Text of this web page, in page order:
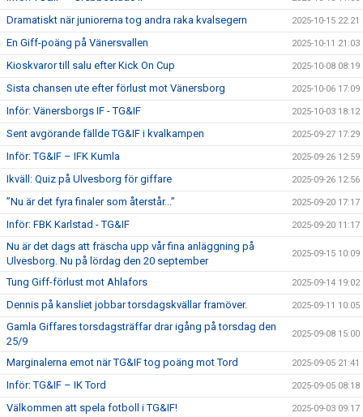
Dramatiskt när juniorerna tog andra raka kvalsegern 2025-10-15 22:21
En Giff-poäng på Vänersvallen 2025-10-11 21:03
Kioskvaror till salu efter Kick On Cup 2025-10-08 08:19
Sista chansen ute efter förlust mot Vänersborg 2025-10-06 17:09
Inför: Vänersborgs IF - TG&IF 2025-10-03 18:12
Sent avgörande fällde TG&IF i kvalkampen 2025-09-27 17:29
Inför: TG&IF – IFK Kumla 2025-09-26 12:59
Ikväll: Quiz på Ulvesborg för giffare 2025-09-26 12:56
”Nu är det fyra finaler som återstår...” 2025-09-20 17:17
Inför: FBK Karlstad - TG&IF 2025-09-20 11:17
Nu är det dags att fräscha upp vår fina anläggning på
Ulvesborg. Nu på lördag den 20 september
2025-09-15 10:09
Tung Giff-förlust mot Ahlafors 2025-09-14 19:02
Dennis på kansliet jobbar torsdagskvällar framöver. 2025-09-11 10:05
Gamla Giffares torsdagsträffar drar igång på torsdag den
25/9
2025-09-08 15:00
Marginalerna emot när TG&IF tog poäng mot Tord 2025-09-05 21:41
Inför: TG&IF – IK Tord 2025-09-05 08:18
Välkommen att spela fotboll i TG&IF! 2025-09-03 09:17